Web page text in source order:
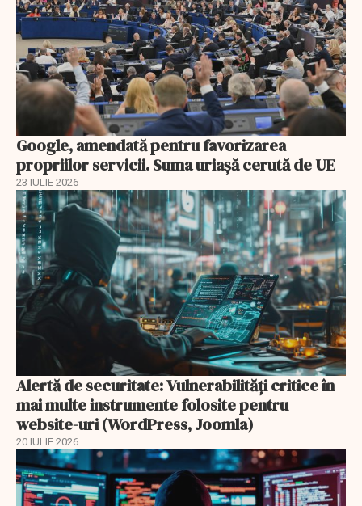
Google, amendată pentru favorizarea
propriilor servicii. Suma uriașă cerută de UE
23 IULIE 2026
Alertă de securitate: Vulnerabilități critice în
mai multe instrumente folosite pentru
website-uri (WordPress, Joomla)
20 IULIE 2026